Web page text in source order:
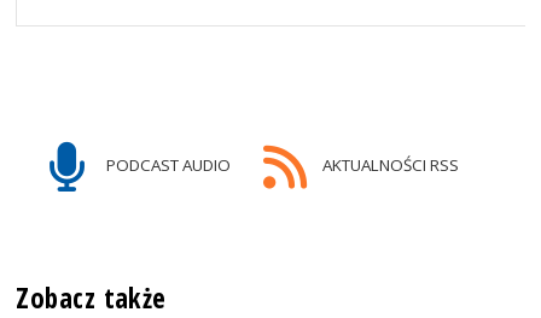
PODCAST AUDIO AKTUALNOŚCI RSS
Zobacz także